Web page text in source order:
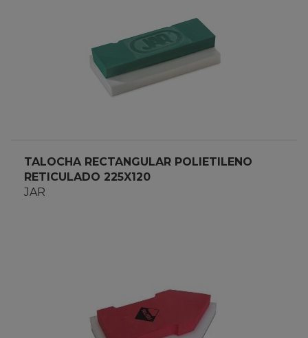
TALOCHA RECTANGULAR POLIETILENO
RETICULADO 225X120
JAR